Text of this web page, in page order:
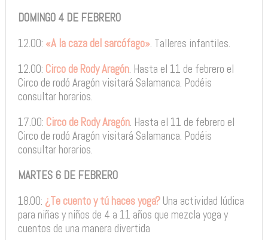
DOMINGO 4 DE FEBRERO
12.00: «A la caza del sarcófago». Talleres infantiles.
12.00: Circo de Rody Aragón. Hasta el 11 de febrero el
Circo de rodó Aragón visitará Salamanca. Podéis
consultar horarios.
17.00: Circo de Rody Aragón. Hasta el 11 de febrero el
Circo de rodó Aragón visitará Salamanca. Podéis
consultar horarios.
MARTES 6 DE FEBRERO
18.00: ¿Te cuento y tú haces yoga?Una actividad lúdica
para niñas y niños de 4 a 11 años que mezcla yoga y
cuentos de una manera divertida